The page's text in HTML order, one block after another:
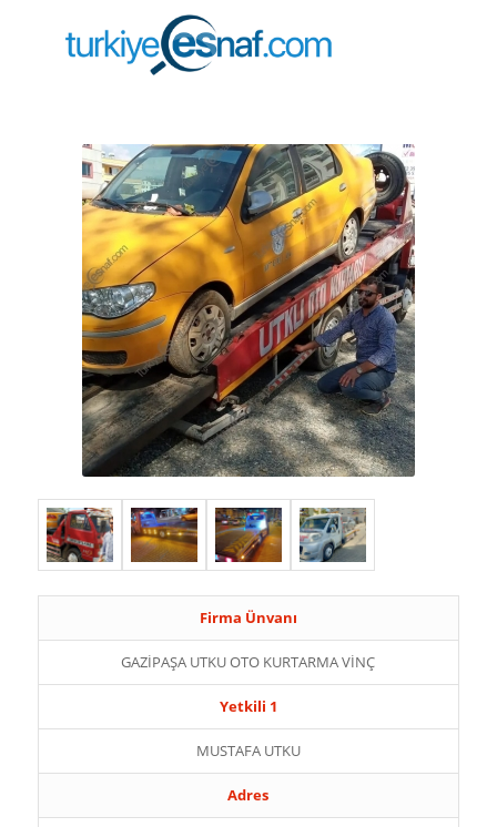
Firma Ünvanı
GAZİPAŞA UTKU OTO KURTARMA VİNÇ
Yetkili 1
MUSTAFA UTKU
Adres